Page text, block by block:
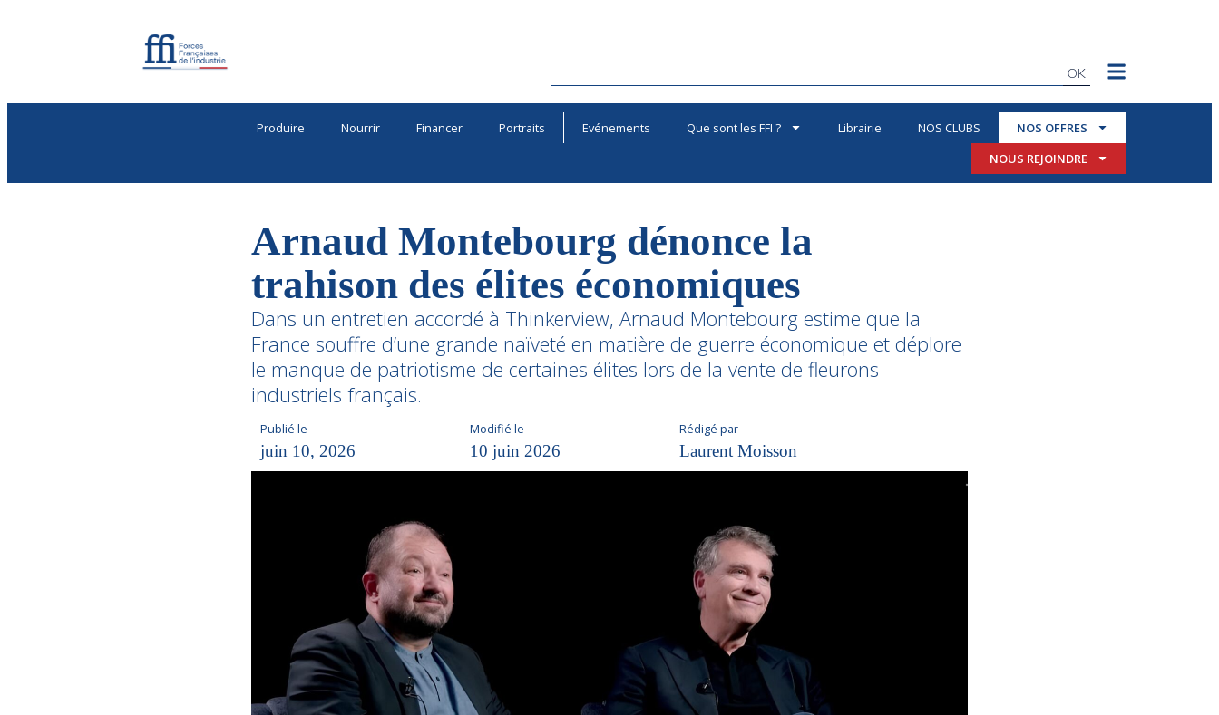
OK
Produire Nourrir Financer Portraits Evénements Que sont les FFI ? Librairie NOS CLUBS
NOS OFFRES
NOUS REJOINDRE
Arnaud Montebourg dénonce la
trahison des élites économiques
Dans un entretien accordé à Thinkerview, Arnaud Montebourg estime que la
France souffre d’une grande naïveté en matière de guerre économique et déplore
le manque de patriotisme de certaines élites lors de la vente de fleurons
industriels français.
Publié le
juin 10, 2026
Modifié le
10 juin 2026
Rédigé par
Laurent Moisson